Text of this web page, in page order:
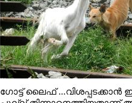
ഗോട്ട് ലൈഫ് ...വിശപ്പടക്കാൻ